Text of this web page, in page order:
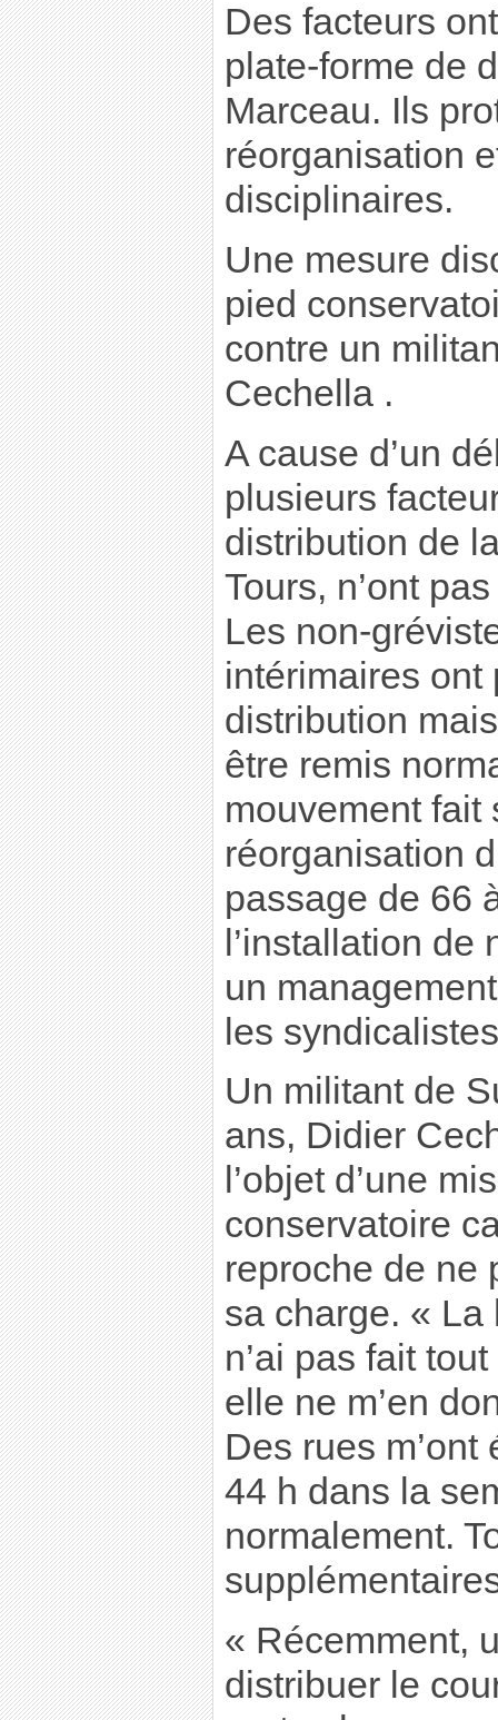
Des facteurs
plate-forme de
Marceau. Ils
réorganisation
disciplinaires.
Une mesure
pied
contre un
Cechella .
A cause d’un
plusieurs
distribution de
Tours, n’ont
Les non-
intérimaires ont
distribution
être remis
mouvement fait
réorganisation
passage de 66
l’installation
un
les
Un militant de
ans, Didier
l’objet d’une
conservatoire
reproche de ne
sa charge. «
n’ai pas fait
elle ne m’en
Des rues m’ont
44 h dans la
normalement.
« Récemment,
distribuer le